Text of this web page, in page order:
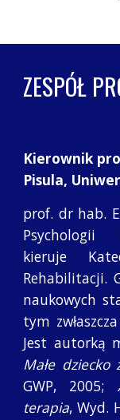
ZESPÓŁ
Kierownik
Pisula,
prof. dr hab.
Psychologii
kieruje
Rehabilitacji.
naukowych
tym
Jest autorką
Małe
GWP, 2005;
terapia, Wyd.